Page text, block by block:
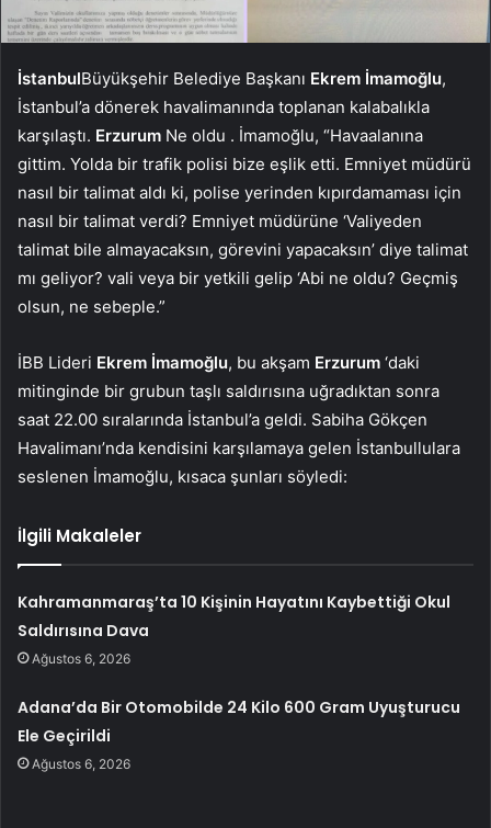
İstanbulBüyükşehir Belediye Başkanı Ekrem İmamoğlu,
İstanbul’a dönerek havalimanında toplanan kalabalıkla
karşılaştı. Erzurum Ne oldu . İmamoğlu, “Havaalanına
gittim. Yolda bir trafik polisi bize eşlik etti. Emniyet müdürü
nasıl bir talimat aldı ki, polise yerinden kıpırdamaması için
nasıl bir talimat verdi? Emniyet müdürüne ‘Valiyeden
talimat bile almayacaksın, görevini yapacaksın’ diye talimat
mı geliyor? vali veya bir yetkili gelip ‘Abi ne oldu? Geçmiş
olsun, ne sebeple.”
İBB Lideri Ekrem İmamoğlu, bu akşam Erzurum ‘daki
mitinginde bir grubun taşlı saldırısına uğradıktan sonra
saat 22.00 sıralarında İstanbul’a geldi. Sabiha Gökçen
Havalimanı’nda kendisini karşılamaya gelen İstanbullulara
seslenen İmamoğlu, kısaca şunları söyledi:
İlgili Makaleler
Kahramanmaraş’ta 10 Kişinin Hayatını Kaybettiği Okul
Saldırısına Dava
Ağustos 6, 2026
Adana’da Bir Otomobilde 24 Kilo 600 Gram Uyuşturucu
Ele Geçirildi
Ağustos 6, 2026